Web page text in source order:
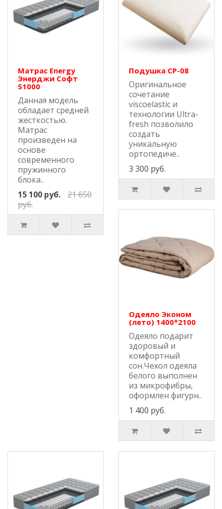
Матрас Energy
Энерджи Софт
S1000
Данная модель
обладает средней
жесткостью.
Матрас
произведен на
основе
современного
пружинного
блока..
15 100 руб.
21 650
руб.
Подушка СР-08
Оригинальное
сочетание
viscoelastic и
технологии Ultra-
fresh позволило
создать
уникальную
ортопедиче..
3 300 руб.
Одеяло Эконом
(лето) 1400*2100
Одеяло подарит
здоровый и
комфортный
сон.Чехол одеяла
белого выполнен
из микрофибры,
оформлен фигурн..
1 400 руб.